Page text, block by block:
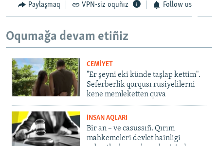
Paylaşmaq VPN-siz oquñız Follow us
Oqumağa devam etiñiz
CEMİYET
"Er şeyni eki künde taşlap kettim".
Seferberlik qorqusı rusiyelilerni
kene memleketten quva
İNSAN AQLARI
Bir an – ve casussıñ. Qırım
mahkemeleri devlet hainligi